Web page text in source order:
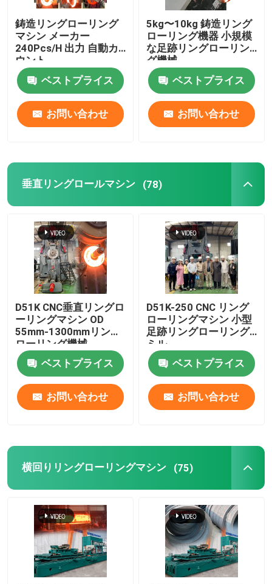
鋳造リングローリング
マシン メーカー
240Pcs/H 出力 自動カ
ウント
ベストプライス
お問い合わせ
5kg〜10kg 鋳造リング
ローリング機器 小規模
な足跡リングローリン
グ機械
ベストプライス
お問い合わせ
垂直リングロールマシン (78)
D51K CNC垂直リングロ
ーリングマシン OD
55mm-1300mmリング
ローリング機械
ベストプライス
お問い合わせ
D51K-250 CNC リング
ローリングマシン 小型
足跡リングローリング
ミル
ベストプライス
お問い合わせ
横回りリングローリングマシン (75)